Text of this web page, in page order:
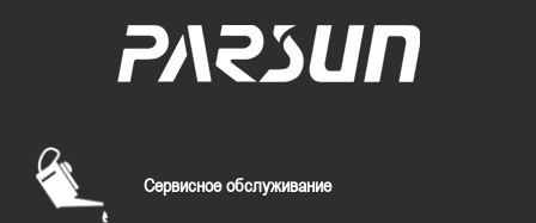
Сервисное обслуживание